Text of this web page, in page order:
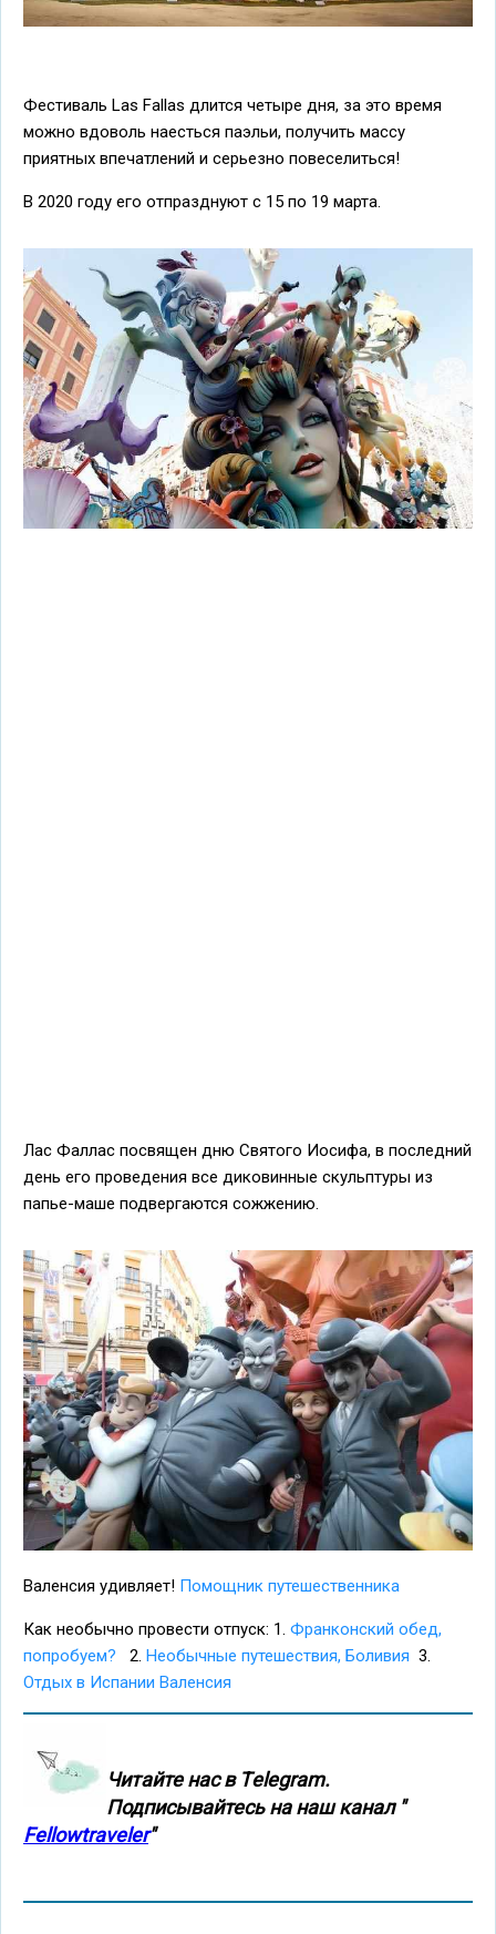
Фестиваль Las Fallas длится четыре дня, за это время
можно вдоволь наесться паэльи, получить массу
приятных впечатлений и серьезно повеселиться!
В 2020 году его отпразднуют с 15 по 19 марта.
Лас Фаллас посвящен дню Святого Иосифа, в последний
день его проведения все диковинные скульптуры из
папье-маше подвергаются сожжению.
Валенсия удивляет! Помощник путешественника
Как необычно провести отпуск: 1. Франконский обед,
попробуем? 2. Необычные путешествия, Боливия 3.
Отдых в Испании Валенсия
Читайте нас в Тelegram.
Подписывайтесь на наш канал "
Fellowtraveler"